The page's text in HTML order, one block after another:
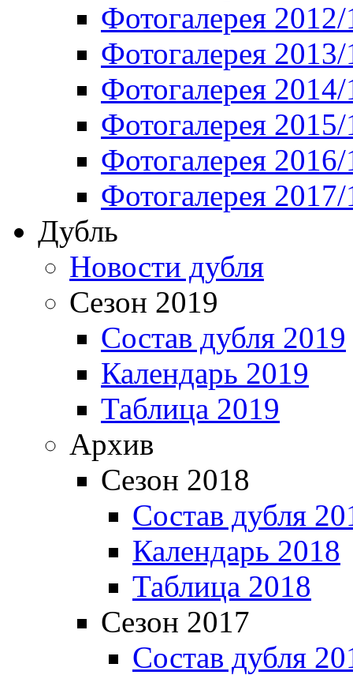
Фотогалерея
Фотогалерея
Фотогалерея
Фотогалерея
Фотогалерея
Фотогалерея
Дубль
Новости дубля
Сезон 2019
Состав дубля 2019
Календарь 2019
Таблица 2019
Архив
Сезон 2018
Состав дубля
Календарь 2018
Таблица 2018
Сезон 2017
Состав дубля